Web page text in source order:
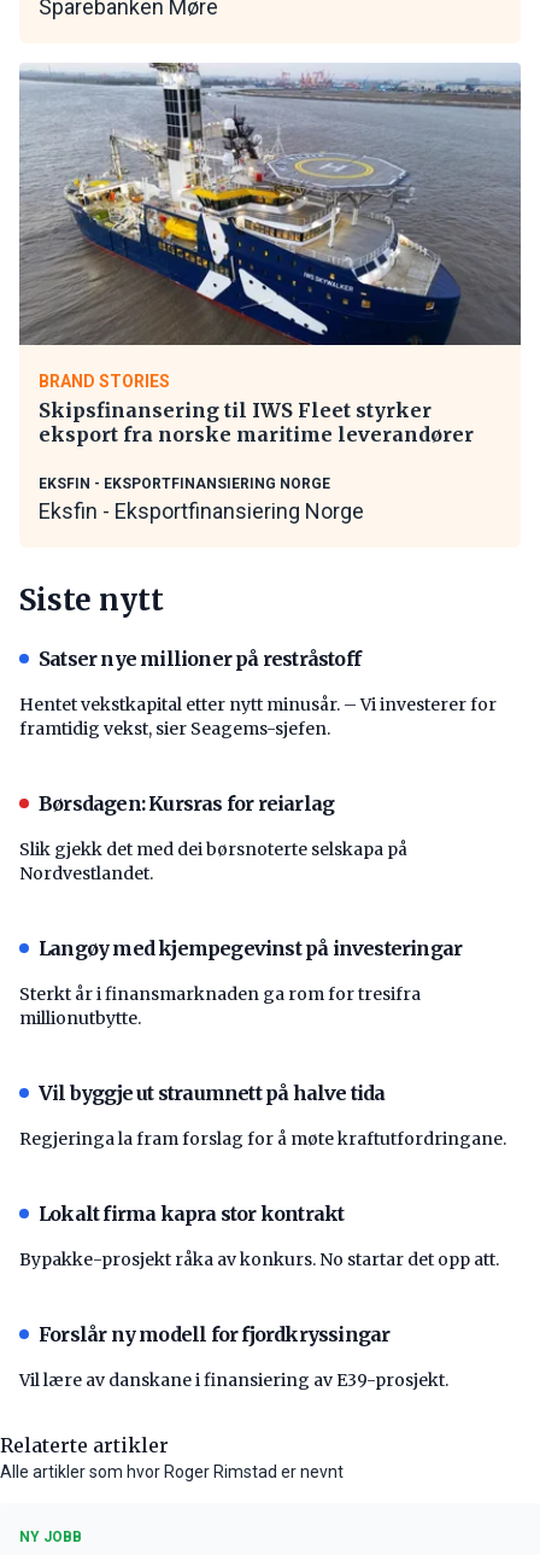
Sparebanken Møre
BRAND STORIES
Skipsfinansering til IWS Fleet styrker
eksport fra norske maritime leverandører
EKSFIN - EKSPORTFINANSIERING NORGE
Eksfin - Eksportfinansiering Norge
Siste nytt
Satser nye millioner på restråstoff
Hentet vekstkapital etter nytt minusår. – Vi investerer for
framtidig vekst, sier Seagems-sjefen.
Børsdagen: Kursras for reiarlag
Slik gjekk det med dei børsnoterte selskapa på
Nordvestlandet.
Langøy med kjempegevinst på investeringar
Sterkt år i finansmarknaden ga rom for tresifra
millionutbytte.
Vil byggje ut straumnett på halve tida
Regjeringa la fram forslag for å møte kraftutfordringane.
Lokalt firma kapra stor kontrakt
Bypakke-prosjekt råka av konkurs. No startar det opp att.
Forslår ny modell for fjordkryssingar
Vil lære av danskane i finansiering av E39-prosjekt.
Relaterte artikler
Alle artikler som hvor Roger Rimstad er nevnt
NY JOBB